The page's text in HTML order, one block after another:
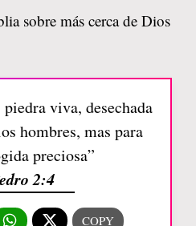
sobre más cerca de Dios
viva, desechada
hombres, mas para
preciosa”
2:4